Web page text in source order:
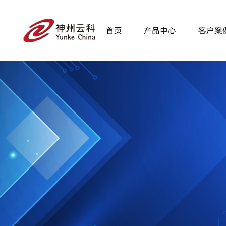
首页 产品中心 客户案